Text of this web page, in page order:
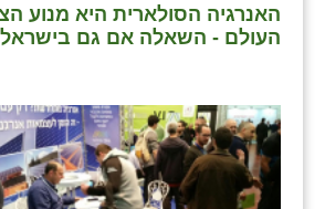
האנרגיה הסולארית היא מנוע
העולם - השאלה אם גם